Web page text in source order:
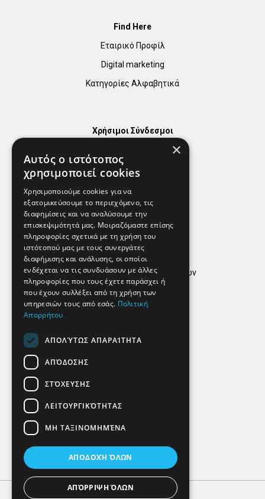
Find Here
Εταιρικό Προφίλ
Digital marketing
Κατηγορίες Αλφαβητικά
Χρήσιμοι Σύνδεσμοι
Χρήσιμα Τηλέφωνα
Εφημερεύοντα Φαρμακεία
Απόρρητο
Όροι Χρήσης
Πολιτική προστασίας δεδομένων
Findhere
Social Media
×
Αυτός ο ιστότοπος
χρησιμοποιεί cookies
Χρησιμοποιούμε cookies για να
εξατομικεύσουμε το περιεχόμενο, τις
διαφημίσεις και να αναλύσουμε την
επισκεψιμότητά μας. Μοιραζόμαστε επίσης
πληροφορίες σχετικά με τη χρήση του
ιστότοπού μας με τους συνεργάτες
διαφήμισης και ανάλυσης, οι οποίοι
ενδέχεται να τις συνδυάσουν με άλλες
πληροφορίες που τους έχετε παράσχει ή
που έχουν συλλέξει από τη χρήση των
υπηρεσιών τους από εσάς. Πολιτική
Απορρήτου
ΑΠΟΛΎΤΩΣ ΑΠΑΡΑΊΤΗΤΑ
ΑΠΌΔΟΣΗΣ
ΣΤΌΧΕΥΣΗΣ
ΛΕΙΤΟΥΡΓΙΚΌΤΗΤΑΣ
ΜΗ ΤΑΞΙΝΟΜΗΜΈΝΑ
ΑΠΟΔΟΧΉ ΌΛΩΝ
ΑΠΌΡΡΙΨΗ ΌΛΩΝ